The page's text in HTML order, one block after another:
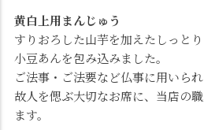
黄白上用まんじゅう
すりおろした山芋を加えたしっと
小豆あんを包み込みました。
ご法事・ご法要など仏事に用いられ
故人を偲ぶ大切なお席に、当店の
ます。